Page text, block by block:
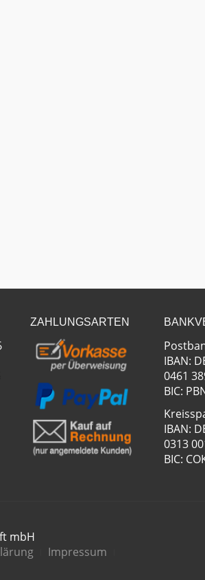
ZAHLUNGSARTEN
IBAN:
0461
BIC:
IBAN:
0313
BIC:
mbH
Impressum